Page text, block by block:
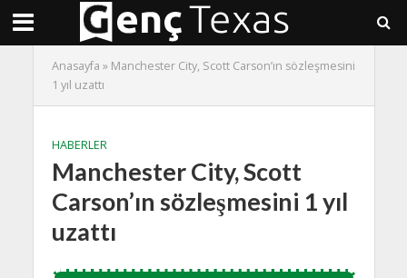
Anasayfa » Manchester City, Scott Carson’ın sözleşmesini
1 yıl uzattı
HABERLER
Manchester City, Scott
Carson’ın sözleşmesini 1 yıl
uzattı